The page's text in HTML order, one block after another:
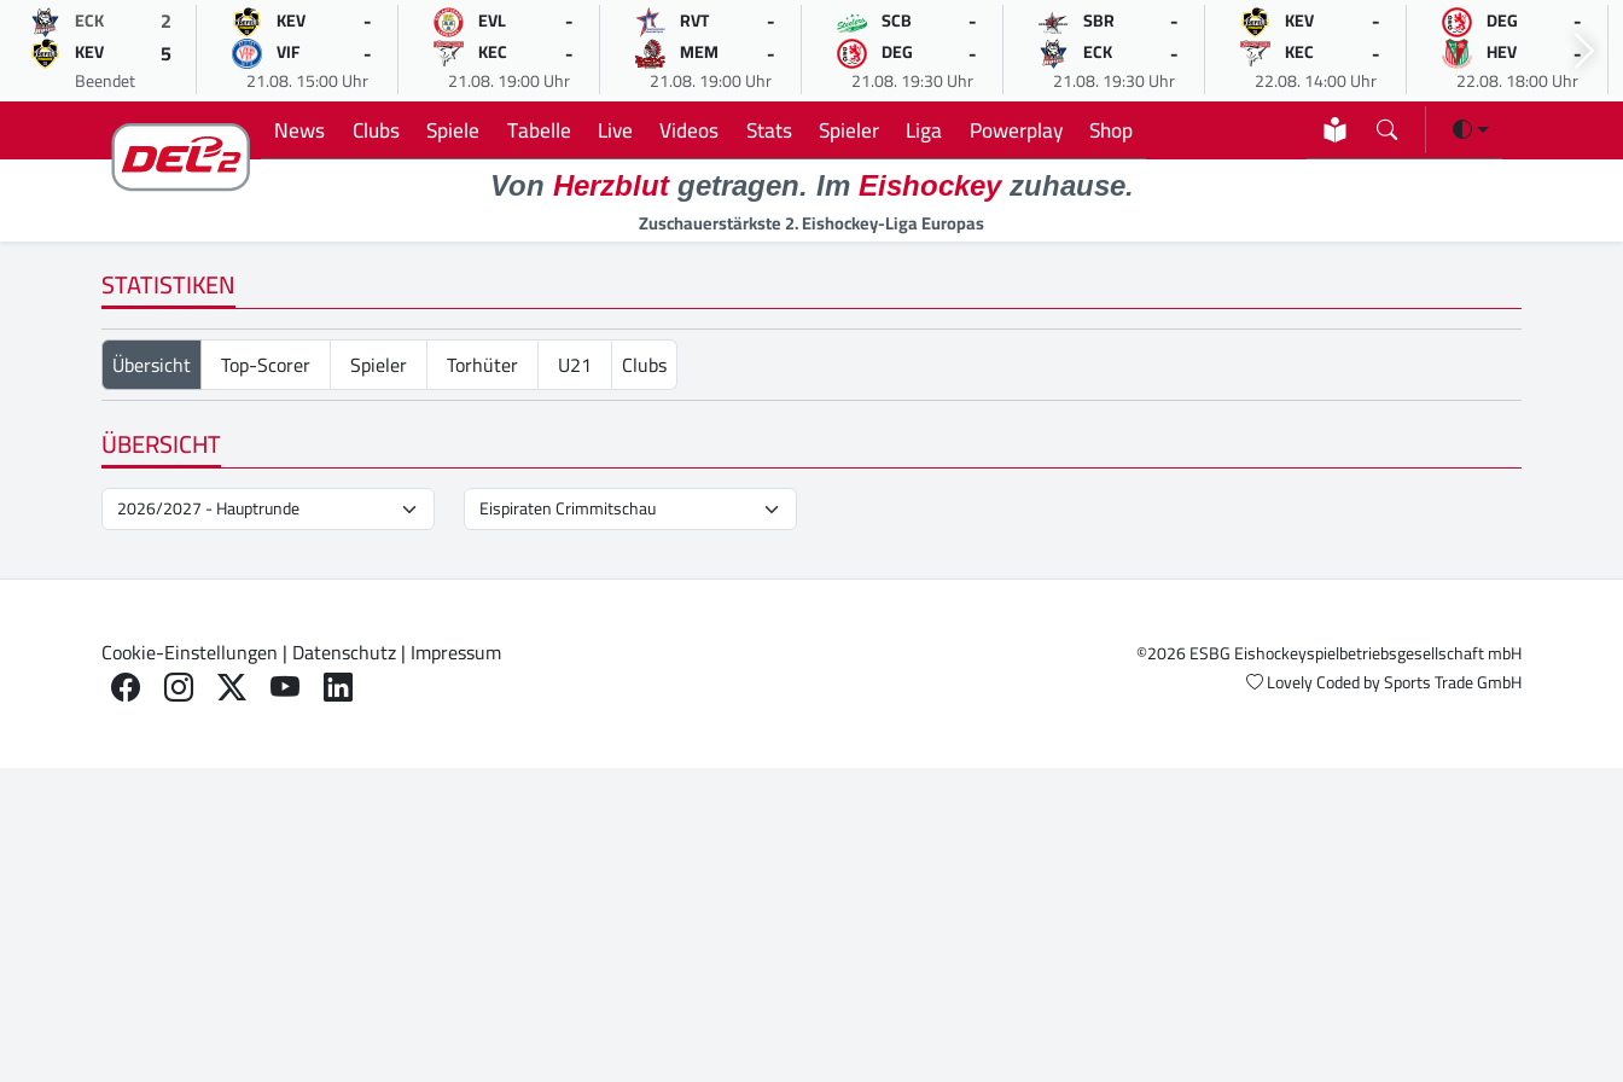
ECK 2
KEV 5
Beendet
KEV -
VIF -
21.08. 15:00 Uhr
EVL -
KEC -
21.08. 19:00 Uhr
RVT -
MEM -
21.08. 19:00 Uhr
SCB -
DEG -
21.08. 19:30 Uhr
SBR -
ECK -
21.08. 19:30 Uhr
KEV -
KEC -
22.08. 14:00 Uhr
DEG -
HEV -
22.08. 18:00 Uhr
News Clubs Spiele Tabelle Live Videos Stats Spieler Liga Powerplay Shop
Von Herzblutgetragen. Im Eishockeyzuhause.
Zuschauerstärkste 2. Eishockey-Liga Europas
STATISTIKEN
Übersicht Top-Scorer Spieler Torhüter U21 Clubs
ÜBERSICHT
Cookie-Einstellungen | Datenschutz| Impressum
©2026 ESBG Eishockeyspielbetriebsgesellschaft mbH
Lovely Coded bySports Trade GmbH